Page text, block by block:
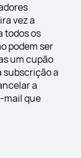
vez a
todos os
podem ser
um cupão
subscrição a
a
mail que